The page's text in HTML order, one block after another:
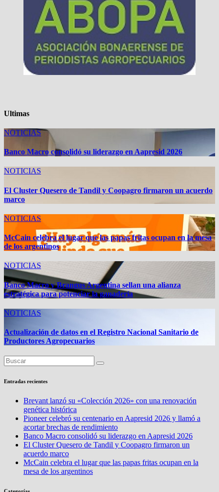
Ultimas
NOTICIAS
Banco Macro consolidó su liderazgo en Aapresid 2026
NOTICIAS
El Cluster Quesero de Tandil y Coopagro firmaron un acuerdo
marco
NOTICIAS
McCain celebra el lugar que las papas fritas ocupan en la mesa
de los argentinos
NOTICIAS
Banco Macro y Brangus Argentina sellan una alianza
estratégica para potenciar la ganadería
NOTICIAS
Actualización de datos en el Registro Nacional Sanitario de
Productores Agropecuarios
Entradas recientes
Brevant lanzó su «Colección 2026» con una renovación
genética histórica
Pioneer celebró su centenario en Aapresid 2026 y llamó a
acortar brechas de rendimiento
Banco Macro consolidó su liderazgo en Aapresid 2026
El Cluster Quesero de Tandil y Coopagro firmaron un
acuerdo marco
McCain celebra el lugar que las papas fritas ocupan en la
mesa de los argentinos